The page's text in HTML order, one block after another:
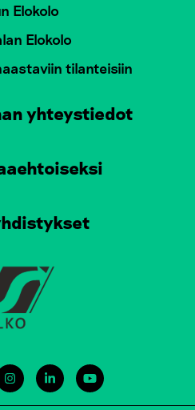
Elokolo
Elokolo
tilanteisiin
yhteystiedot